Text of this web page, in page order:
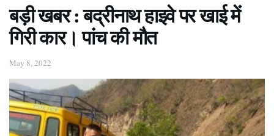
बड़ी खबर : बद्रीनाथ हाइवे पर खाई में
गिरी कार। पांच की मौत
May 8, 2022